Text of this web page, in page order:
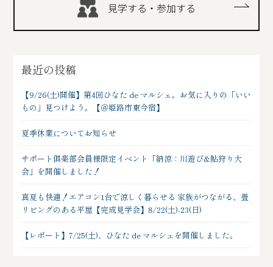
見学する・参加する
最近の投稿
【9/26(土)開催】第4回ひなた de マルシェ。お気に入りの「いい
もの」見つけよう。【＠姫路市東今宿】
夏季休業についてお知らせ
サポート俱楽部会員様限定イベント「納涼：川遊び&鮎狩り大
会」を開催しました！
真夏も快適！エアコン1台で涼しく暮らせる 家族がつながる、畳
リビングのある平屋【完成見学会】8/22(土)-23(日)
【レポート】7/25(土)、ひなた de マルシェを開催しました。